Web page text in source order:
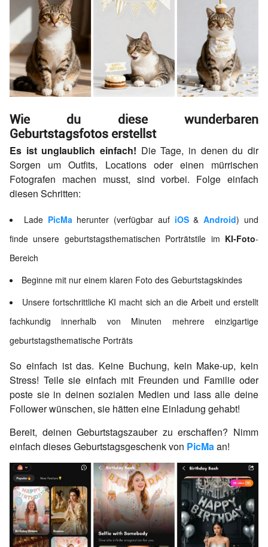
Wie du diese wunderbaren
Geburtstagsfotos erstellst
Es ist unglaublich einfach! Die Tage, in denen du dir
Sorgen um Outfits, Locations oder einen mürrischen
Fotografen machen musst, sind vorbei. Folge einfach
diesen Schritten:
Lade PicMa herunter (verfügbar auf iOS&Android) und
finde unsere geburtstagsthematischen Porträtstile im KI-Foto-
Bereich
Beginne mit nur einem klaren Foto des Geburtstagskindes
Unsere fortschrittliche KI macht sich an die Arbeit und erstellt
fachkundig innerhalb von Minuten mehrere einzigartige
geburtstagsthematische Porträts
So einfach ist das. Keine Buchung, kein Make-up, kein
Stress! Teile sie einfach mit Freunden und Familie oder
poste sie in deinen sozialen Medien und lass alle deine
Follower wünschen, sie hätten eine Einladung gehabt!
Bereit, deinen Geburtstagszauber zu erschaffen? Nimm
einfach dieses Geburtstagsgeschenk von PicMaan!